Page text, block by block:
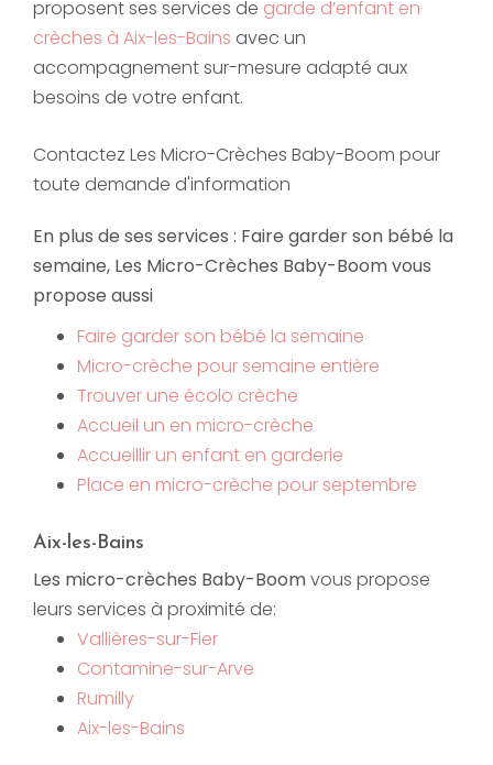
proposent ses services de garde d’enfant en
crèches à Aix-les-Bains avec un
accompagnement sur-mesure adapté aux
besoins de votre enfant.
Contactez Les Micro-Crèches Baby-Boom pour
toute demande d'information
En plus de ses services : Faire garder son bébé la
semaine, Les Micro-Crèches Baby-Boom vous
propose aussi
Faire garder son bébé la semaine
Micro-crèche pour semaine entière
Trouver une écolo crèche
Accueil un en micro-crèche
Accueillir un enfant en garderie
Place en micro-crèche pour septembre
Aix-les-Bains
Les micro-crèches Baby-Boomvous propose
leurs services à proximité de:
Vallières-sur-Fier
Contamine-sur-Arve
Rumilly
Aix-les-Bains